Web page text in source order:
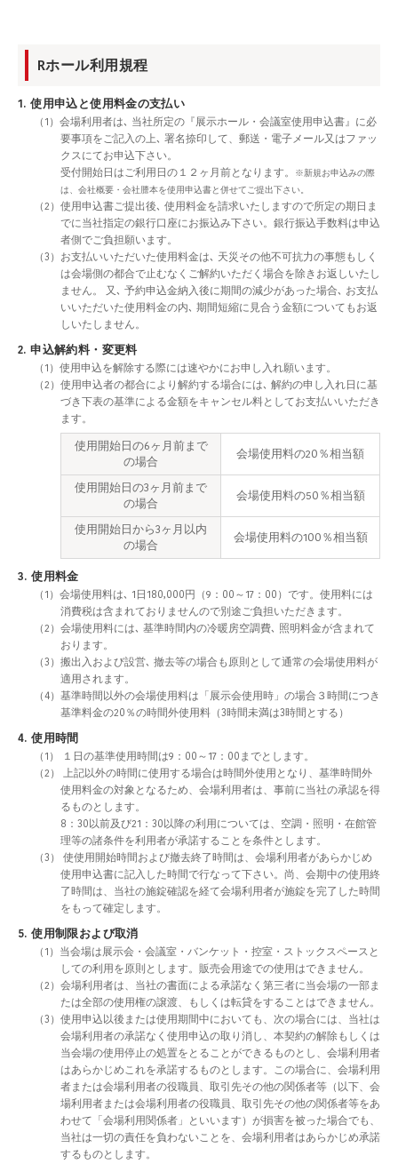
Rホール利用規程
1. 使用申込と使用料金の支払い
（1）会場利用者は､ 当社所定の『展示ホール・会議室使用申込書』に必
要事項をご記入の上､ 署名捺印して、郵送・電子メール又はファッ
クスにてお申込下さい。
受付開始日はご利用日の１２ヶ月前となります。 ※新規お申込みの際
は、会社概要・会社謄本を使用申込書と併せてご提出下さい。
（2）使用申込書ご提出後､ 使用料金を請求いたしますので所定の期日ま
でに当社指定の銀行口座にお振込み下さい。銀行振込手数料は申込
者側でご負担願います。
（3）お支払いいただいた使用料金は､ 天災その他不可抗力の事態もしく
は会場側の都合で止むなくご解約いただく場合を除きお返しいたし
ません。 又､ 予約申込金納入後に期間の減少があった場合､ お支払
いいただいた使用料金の内､ 期間短縮に見合う金額についてもお返
しいたしません。
2. 申込解約料・変更料
（1）使用申込を解除する際には速やかにお申し入れ願います。
（2）使用申込者の都合により解約する場合には､ 解約の申し入れ日に基
づき下表の基準による金額をキャンセル料としてお支払いいただき
ます。
使用開始日の6ヶ月前まで
の場合
会場使用料の20％相当額
使用開始日の3ヶ月前まで
の場合
会場使用料の50％相当額
使用開始日から3ヶ月以内
の場合
会場使用料の100％相当額
3. 使用料金
（1）会場使用料は､ 1日180,000円（9：00～17：00）です。使用料には
消費税は含まれておりませんので別途ご負担いただきます。
（2）会場使用料には､ 基準時間内の冷暖房空調費､ 照明料金が含まれて
おります。
（3）搬出入および設営､ 撤去等の場合も原則として通常の会場使用料が
適用されます。
（4）基準時間以外の会場使用料は「展示会使用時」の場合３時間につき
基準料金の20％の時間外使用料（3時間未満は3時間とする）
4. 使用時間
（1） １日の基準使用時間は9：00～17：00までとします。
（2） 上記以外の時間に使用する場合は時間外使用となり、基準時間外
使用料金の対象となるため、会場利用者は、事前に当社の承認を得
るものとします。
8：30以前及び21：30以降の利用については、空調・照明・在館管
理等の諸条件を利用者が承諾することを条件とします。
（3） 使使用開始時間および撤去終了時間は、会場利用者があらかじめ
使用申込書に記入した時間で行なって下さい。尚、会期中の使用終
了時間は、当社の施錠確認を経て会場利用者が施錠を完了した時間
をもって確定します。
5. 使用制限および取消
（1）当会場は展示会・会議室・バンケット・控室・ストックスペースと
しての利用を原則とします。販売会用途での使用はできません。
（2）会場利用者は、当社の書面による承諾なく第三者に当会場の一部ま
たは全部の使用権の譲渡、もしくは転貸をすることはできません。
（3）使用申込以後または使用期間中においても、次の場合には、当社は
会場利用者の承諾なく使用申込の取り消し、本契約の解除もしくは
当会場の使用停止の処置をとることができるものとし、会場利用者
はあらかじめこれを承諾するものとします。この場合に、会場利用
者または会場利用者の役職員、取引先その他の関係者等（以下、会
場利用者または会場利用者の役職員、取引先その他の関係者等をあ
わせて「会場利用関係者」といいます）が損害を被った場合でも、
当社は一切の責任を負わないことを、会場利用者はあらかじめ承諾
するものとします。